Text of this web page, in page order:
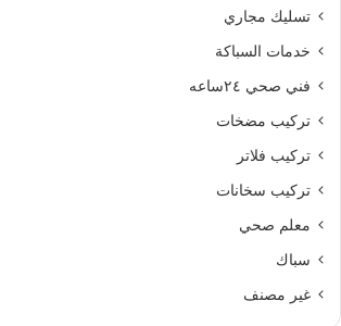
تسليك مجاري
خدمات السباكة
فني صحي ٢٤ساعه
تركيب مضخات
تركيب فلاتر
تركيب سخانات
معلم صحي
سباك
غير مصنف